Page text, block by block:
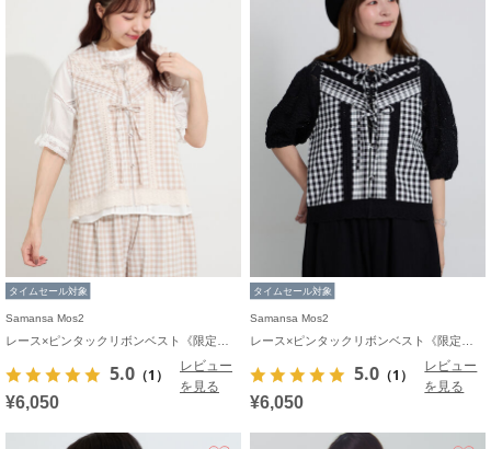
タイムセール対象
Samansa Mos2
5.0 （1）
レビュー
を見る
¥6,050
タイムセール対象
Samansa Mos2
5.0 （1）
レビュー
を見る
¥6,050